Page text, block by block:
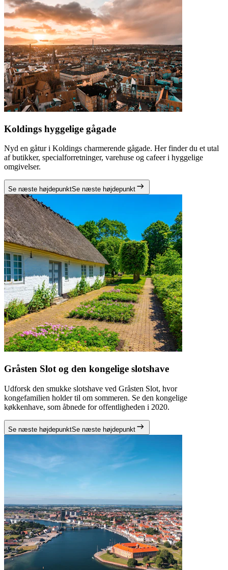
Koldings hyggelige gågade
Nyd en gåtur i Koldings charmerende gågade. Her finder du et utal
af butikker, specialforretninger, varehuse og cafeer i hyggelige
omgivelser.
Se næste højdepunktSe næste højdepunkt
Gråsten Slot og den kongelige slotshave
Udforsk den smukke slotshave ved Gråsten Slot, hvor
kongefamilien holder til om sommeren. Se den kongelige
køkkenhave, som åbnede for offentligheden i 2020.
Se næste højdepunktSe næste højdepunkt